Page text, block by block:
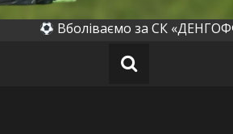
Вболіваємо за СК «ДЕНГОФФ»